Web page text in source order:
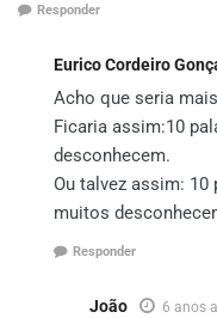
Responder
Eurico Cordeiro
Acho que seria
Ficaria assim:10
desconhecem.
Ou talvez assim:
muitos
Responder
João 6 anos